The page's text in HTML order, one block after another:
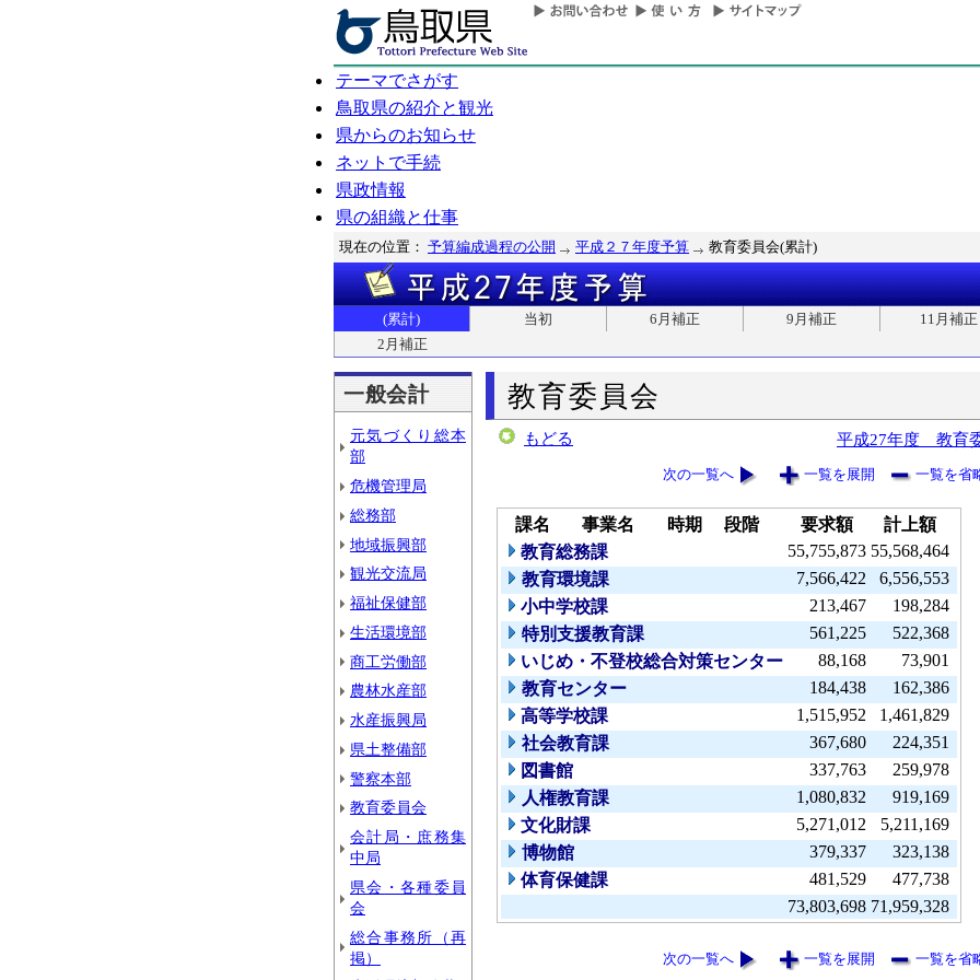
テーマでさがす
鳥取県の紹介と観光
県からのお知らせ
ネットで手続
県政情報
県の組織と仕事
現在の位置： 予算編成過程の公開 平成２７年度予算 教育委員会(累計)
(累計) 当初 6月補正 9月補正
11月補正
2月補正
一般会計
元気づくり総本
部
危機管理局
総務部
地域振興部
観光交流局
福祉保健部
生活環境部
商工労働部
農林水産部
水産振興局
県土整備部
警察本部
教育委員会
会計局・庶務集
中局
県会・各種委員
会
総合事務所（再
掲）
教育委員会
もどる 平成27年度 教育
次の一覧へ 一覧を展開 一覧を省
課名 事業名 時期 段階 要求額
計上額
教育総務課
55,755,873 55,568,464
教育環境課
7,566,422
6,556,553
小中学校課
213,467
198,284
特別支援教育課
561,225
522,368
いじめ・不登校総合対策センター
88,168
73,901
教育センター
184,438
162,386
高等学校課
1,515,952
1,461,829
社会教育課
367,680
224,351
図書館
337,763
259,978
人権教育課
1,080,832
919,169
文化財課
5,271,012
5,211,169
博物館
379,337
323,138
体育保健課
481,529
477,738
73,803,698 71,959,328
次の一覧へ 一覧を展開 一覧を省